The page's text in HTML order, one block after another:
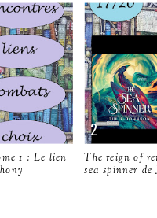
1 : Le lien
The reign of
sea spinner de